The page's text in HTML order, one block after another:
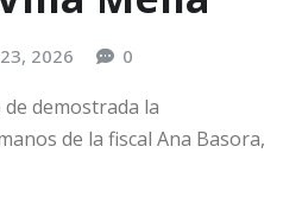
2026 0
demostrada la
de la fiscal Ana Basora,